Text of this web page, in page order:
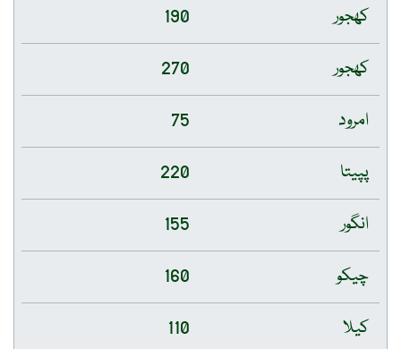
کھجور
190
کھجور
270
امرود
75
پپیتا
220
انگور
155
چیکو
160
کیلا
110